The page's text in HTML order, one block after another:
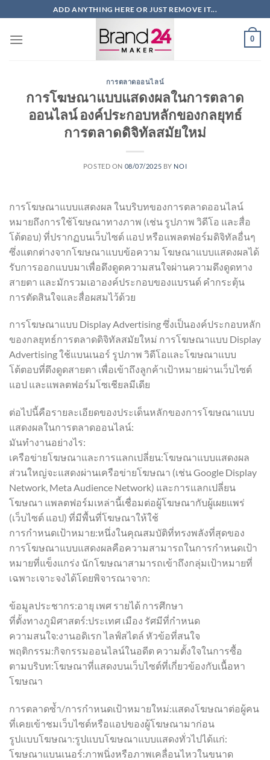
ไป
ADD ANYTHING HERE OR JUST REMOVE IT...
0
การตลาดออนไลน์
การโฆษณาแบบแสดงผลในการตลาด
ออนไลน์ องค์ประกอบหลักของกลยุทธ์
การตลาดดิจิทัลสมัยใหม่
POSTED ON 08/07/2025 BY NOI
การโฆษณาแบบแสดงผล ในบริบทของการตลาดออนไลน์
หมายถึงการใช้โฆษณาทางภาพ (เช่น รูปภาพ วิดีโอ และสื่อ
โต้ตอบ) ที่ปรากฏบนเว็บไซต์ แอป หรือแพลตฟอร์มดิจิทัลอื่นๆ
ซึ่งแตกต่างจากโฆษณาแบบข้อความ โฆษณาแบบแสดงผลได้
รับการออกแบบมาเพื่อดึงดูดความสนใจผ่านความดึงดูดทาง
สายตา และมักรวมเอาองค์ประกอบของแบรนด์ คำกระตุ้น
การตัดสินใจและสื่อผสมไว้ด้วย
การโฆษณาแบบ Display Advertising ซึ่งเป็นองค์ประกอบหลัก
ของกลยุทธ์การตลาดดิจิทัลสมัยใหม่ การโฆษณาแบบ Display
Advertising ใช้แบนเนอร์ รูปภาพ วิดีโอและโฆษณาแบบ
โต้ตอบที่ดึงดูดสายตา เพื่อเข้าถึงลูกค้าเป้าหมายผ่านเว็บไซต์
แอป และแพลตฟอร์มโซเชียลมีเดีย
ต่อไปนี้คือรายละเอียดของประเด็นหลักของการโฆษณาแบบ
แสดงผลในการตลาดออนไลน์:
มันทำงานอย่างไร:
เครือข่ายโฆษณาและการแลกเปลี่ยน:โฆษณาแบบแสดงผล
ส่วนใหญ่จะแสดงผ่านเครือข่ายโฆษณา (เช่น Google Display
Network, Meta Audience Network) และการแลกเปลี่ยน
โฆษณา แพลตฟอร์มเหล่านี้เชื่อมต่อผู้โฆษณากับผู้เผยแพร่
(เว็บไซต์ แอป) ที่มีพื้นที่โฆษณาให้ใช้
การกำหนดเป้าหมาย:หนึ่งในคุณสมบัติที่ทรงพลังที่สุดของ
การโฆษณาแบบแสดงผลคือความสามารถในการกำหนดเป้า
หมายที่แข็งแกร่ง นักโฆษณาสามารถเข้าถึงกลุ่มเป้าหมายที่
เฉพาะเจาะจงได้โดยพิจารณาจาก:
ข้อมูลประชากร:อายุ เพศ รายได้ การศึกษา
ที่ตั้งทางภูมิศาสตร์:ประเทศ เมือง รัศมีที่กำหนด
ความสนใจ:งานอดิเรก ไลฟ์สไตล์ หัวข้อที่สนใจ
พฤติกรรม:กิจกรรมออนไลน์ในอดีต ความตั้งใจในการซื้อ
ตามบริบท:โฆษณาที่แสดงบนเว็บไซต์ที่เกี่ยวข้องกับเนื้อหา
โฆษณา
การตลาดซ้ำ/การกำหนดเป้าหมายใหม่:แสดงโฆษณาต่อผู้คน
ที่เคยเข้าชมเว็บไซต์หรือแอปของผู้โฆษณามาก่อน
รูปแบบโฆษณา:รูปแบบโฆษณาแบบแสดงทั่วไปได้แก่:
โฆษณาแบนเนอร์:ภาพนิ่งหรือภาพเคลื่อนไหวในขนาด